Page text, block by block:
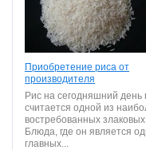
Приобретение риса от
производителя
Рис на сегодняшний день
считается одной из
востребованных злаковых
Блюда, где он является
главных...